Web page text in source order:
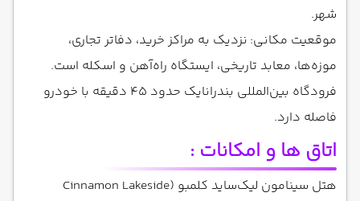
شهر.
موقعیت مکانی: نزدیک به مراکز خرید، دفاتر تجاری،
موزه‌ها، معابد تاریخی، ایستگاه راه‌آهن و اسکله است.
فرودگاه بین‌المللی بندرانایک حدود 45 دقیقه با خودرو
فاصله دارد.
اتاق ها و امکانات :
هتل سینامون لیک‌ساید کلمبو (Cinnamon Lakeside